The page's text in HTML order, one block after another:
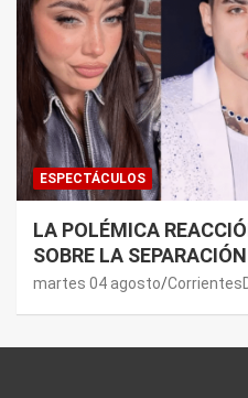
ESPECTÁCULOS
LA POLÉMICA
SOBRE LA
JOAQUI: “¿MI
martes 04 agosto